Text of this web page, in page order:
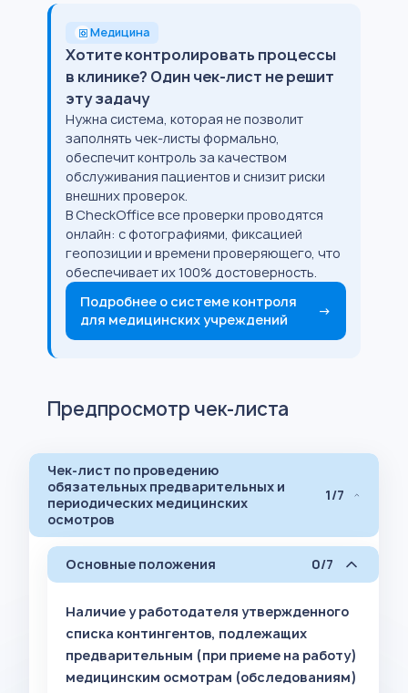
Медицина
Хотите контролировать процессы
в клинике? Один чек-лист не решит
эту задачу
Нужна система, которая не позволит
заполнять чек-листы формально,
обеспечит контроль за качеством
обслуживания пациентов и снизит риски
внешних проверок.
В CheckOffice все проверки проводятся
онлайн: с фотографиями, фиксацией
геопозиции и времени проверяющего, что
обеспечивает их 100% достоверность.
Подробнее о системе контроля
для медицинских учреждений
→
Предпросмотр чек-листа
Чек-лист по проведению
обязательных предварительных и
периодических медицинских
осмотров
1/7
Основные положения 0/7
Наличие у работодателя утвержденного
списка контингентов, подлежащих
предварительным (при приеме на работу)
медицинским осмотрам (обследованиям)